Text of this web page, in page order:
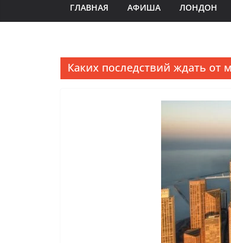
ГЛАВНАЯ АФИША ЛОНДОН
Каких последствий ждать от